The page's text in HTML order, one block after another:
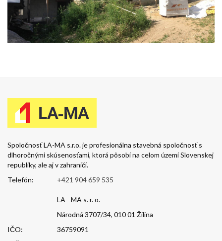
Spoločnosť LA-MA s.r.o. je profesionálna stavebná spoločnosť s
dlhoročnými skúsenosťami, ktorá pôsobí na celom území Slovenskej
republiky, ale aj v zahraničí.
Telefón:
+421 904 659 535
LA - MA s. r. o.
Národná 3707/34, 010 01 Žilina
IČO:
36759091